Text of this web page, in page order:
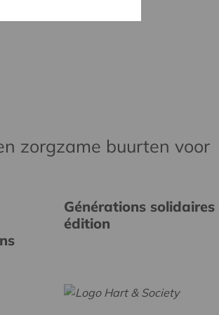
zorgzame buurten voor
Générations solidaires
édition